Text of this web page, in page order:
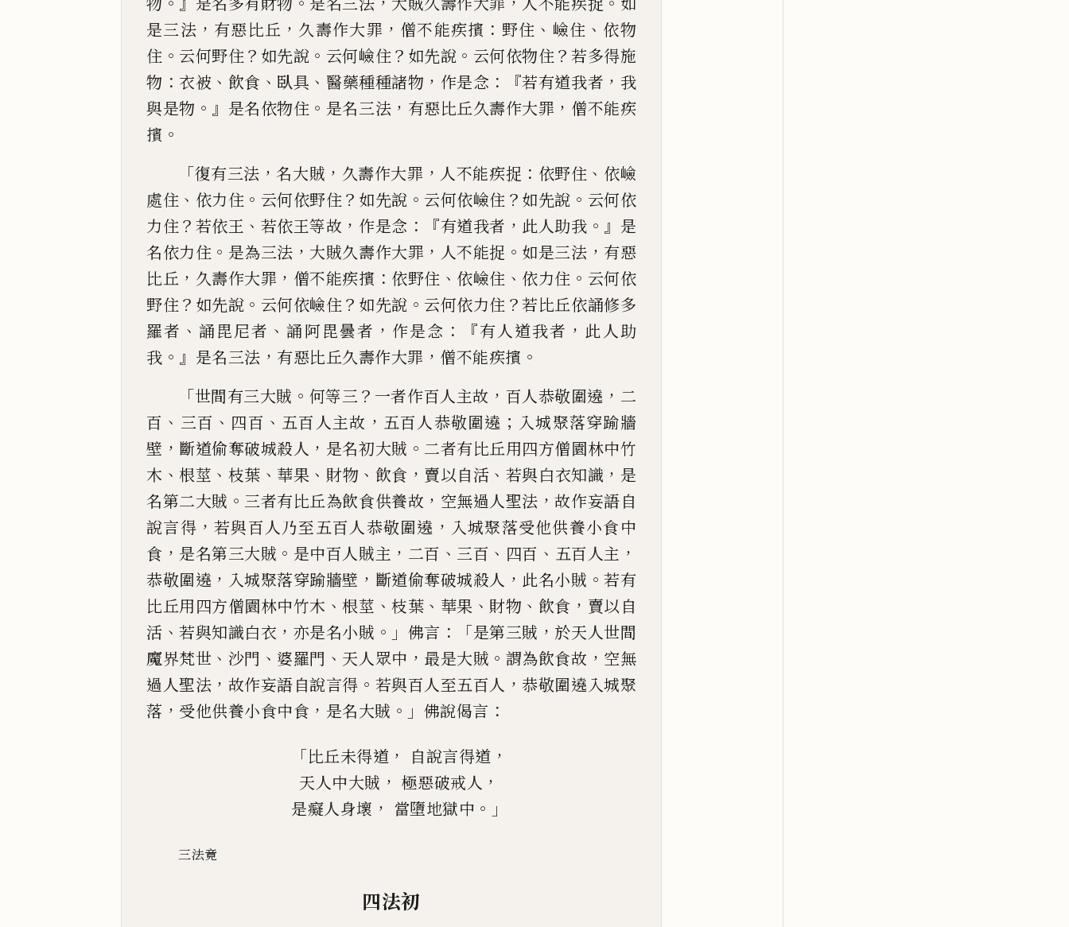
是三法 ， 有惡比丘 ， 久壽作大罪 ， 僧不能疾擯 ： 野住 、 嶮住 、 依物
住 。 云何野住 ？ 如先說 。 云何嶮住 ？ 如先說 。 云何依物住 ？若多得施
物 ： 衣被 、 飲食 、 臥具 、 醫藥種種諸物 ， 作是念 ：『若有道我者 ， 我
與是物 。』 是名依物住 。 是名三法 ， 有惡比丘久壽作大罪 ， 僧不能疾
擯 。
「復有三法 ，名大賊 ， 久壽作大罪 ， 人不能疾捉 ： 依野住 、 依嶮
處住 、 依力住 。 云何依野住 ？ 如先說 。 云何依嶮住 ？ 如先說 。 云何依
力住 ？ 若依王 、 若依王等故 ， 作是念 ：『有道我者 ， 此人助我 。』 是
名依力住 。 是為三法 ， 大賊久壽作大罪 ， 人不能捉 。 如是三法 ， 有惡
比丘 ， 久壽作大罪 ， 僧不能疾擯 ： 依野住 、 依嶮住 、 依力住 。 云何依
野住 ？ 如先說 。 云何依嶮住 ？ 如先說 。 云何依力住 ？若比丘依誦修多
羅者 、誦毘尼者 、誦阿毘曇者 ， 作是念 ：『有人道我者 ， 此人助
我 。』 是名三法 ， 有惡比丘久壽作大罪 ， 僧不能疾擯 。
「世間有三大賊 。 何等三？ 一者作百人主故 ， 百人恭敬圍遶 ， 二
百 、 三百 、 四百 、 五百人主故 ， 五百人恭敬圍遶 ； 入城聚落穿踰牆
壁 ， 斷道偷奪破城殺人 ， 是名初大賊 。 二者有比丘用四方僧園林中竹
木 、根莖 、 枝葉 、 華果 、 財物 、 飲食 ， 賣以自活 、 若與白衣知識 ， 是
名第二大賊 。 三者有比丘為飲食供養故 ， 空無過人聖法 ，故作妄語自
說言得 ，若與百人乃至五百人恭敬圍遶 ， 入城聚落受他供養小食中
食 ， 是名第三大賊 。 是中百人賊主 ， 二百 、 三百 、 四百 、 五百人主 ，
恭敬圍遶 ， 入城聚落穿踰牆壁 ， 斷道偷奪破城殺人 ， 此名小賊 。若有
比丘用四方僧園林中竹木 、根莖 、枝葉 、 華果 、 財物 、 飲食 ， 賣以 自
活 、若與知識白衣 ， 亦是名小賊 。」 佛言 ：「是第三賊 ， 於天人世間
魔界梵世 、 沙門 、 婆羅門 、 天人眾中 ， 最是大賊 。 謂為飲食故 ， 空無
過人聖法 ， 故作妄語自說言得 。 若與百人至五百人 ，恭敬圍遶入城聚
落 ， 受他供養小食中食 ， 是名大賊 。」 佛說偈言 ：
「比丘未得道 ， 自說言得道 ，
天人中大賊 ， 極惡破戒人 ，
是癡人身壞 ， 當墮地獄中 。」
三法竟
四法初